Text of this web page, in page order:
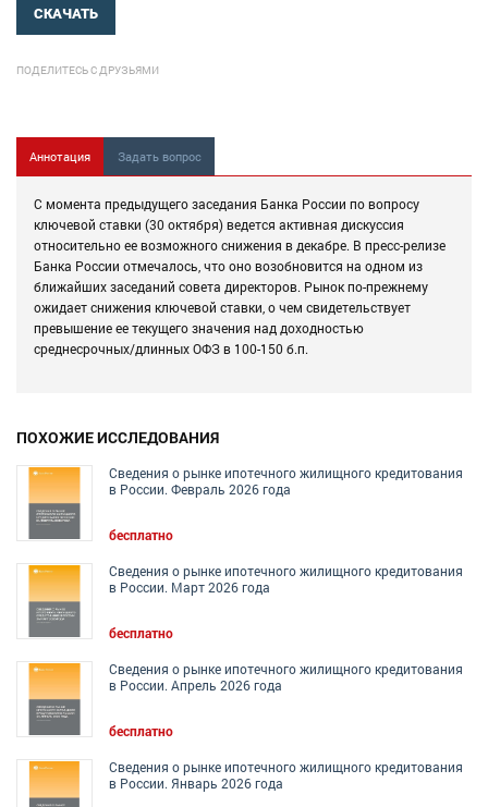
СКАЧАТЬ
ПОДЕЛИТЕСЬ С ДРУЗЬЯМИ
Аннотация Задать вопрос
С момента предыдущего заседания Банка России по вопросу
ключевой ставки (30 октября) ведется активная дискуссия
относительно ее возможного снижения в декабре. В пресс-релизе
Банка России отмечалось, что оно возобновится на одном из
ближайших заседаний совета директоров. Рынок по-прежнему
ожидает снижения ключевой ставки, о чем свидетельствует
превышение ее текущего значения над доходностью
среднесрочных/длинных ОФЗ в 100-150 б.п.
ПОХОЖИЕ ИССЛЕДОВАНИЯ
Сведения о рынке ипотечного жилищного кредитования
в России. Февраль 2026 года
бесплатно
Сведения о рынке ипотечного жилищного кредитования
в России. Март 2026 года
бесплатно
Сведения о рынке ипотечного жилищного кредитования
в России. Апрель 2026 года
бесплатно
Сведения о рынке ипотечного жилищного кредитования
в России. Январь 2026 года